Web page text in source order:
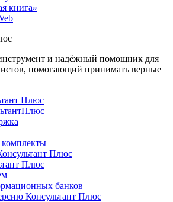
книга»
и надёжный помощник для
помогающий принимать верные
Плюс
Плюс
Плюс
банков
Консультант Плюс